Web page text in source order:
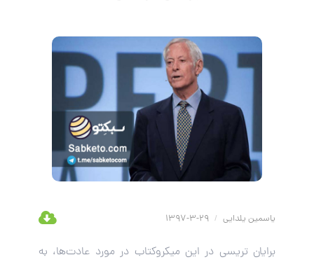
یاسمین یلدایی /
برایان تریسی در این میکروکتاب در مورد عادت‌ها، به